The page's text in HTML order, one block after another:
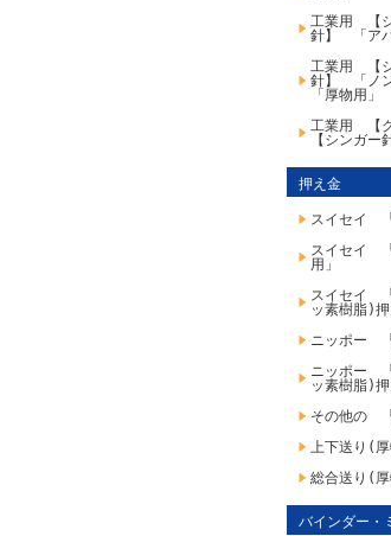
工業用 【
針】 「アパ
工業用 【
針】 「ノ
「厚物用」
工業用 【
【シンガー
押え金
スイセイ
スイセイ
用」
スイセイ
ッ素樹脂)押
ニッポー 「
ニッポー
ッ素樹脂)押
その他の 「
上下送り(
総合送り(
バインダー・